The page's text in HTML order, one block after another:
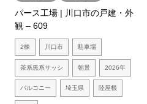
パース工場 | 川口市の戸建・外
観 – 609
2棟 川口市 駐車場
茶系黒系サッシ 朝景 2026年
バルコニー 埼玉県 陸屋根